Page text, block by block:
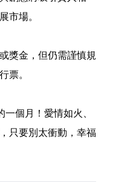
市場。
獎金，但仍需謹慎規
票。
個月！愛情如火、
只要別太衝動，幸福